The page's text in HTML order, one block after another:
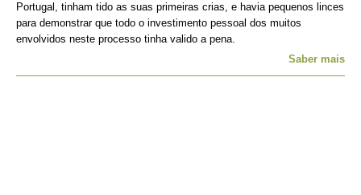
Portugal, tinham tido as suas primeiras crias, e havia pequenos linces
para demonstrar que todo o investimento pessoal dos muitos
envolvidos neste processo tinha valido a pena.
Saber mais